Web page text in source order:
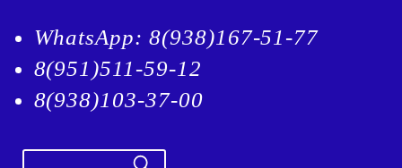
WhatsApp: 8(938)167-51-77
8(951)511-59-12
8(938)103-37-00